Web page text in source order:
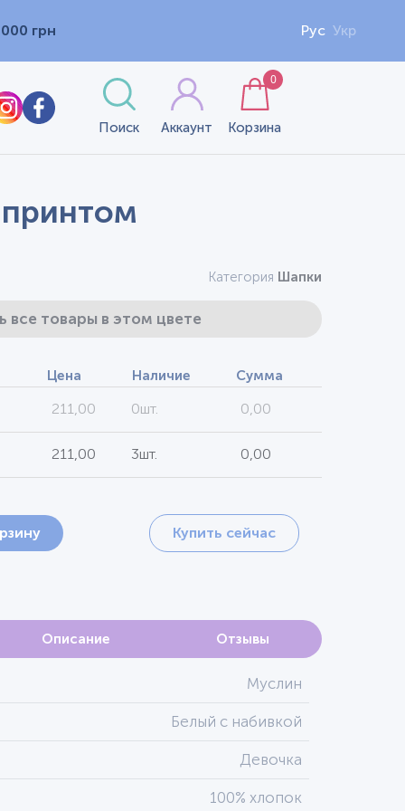
грн Рус Укр
Поиск Аккаунт Корзина
0
Категория Шапки
все товары в этом цвете
Цена Наличие Сумма
211,00 0шт. 0,00
211,00 3шт. 0,00
Купить сейчас
Описание Отзывы
Муслин
Белый с набивкой
Девочка
100% хлопок